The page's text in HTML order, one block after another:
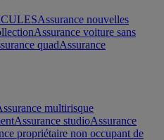
Assurance nouvelles
Assurance voiture sans
quadAssurance
multirisque
Assurance studioAssurance
propriétaire non occupant de